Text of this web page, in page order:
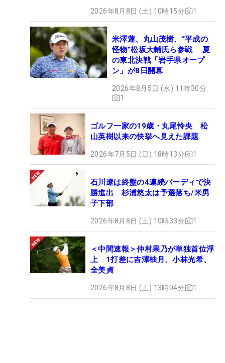
2026年8月8日 (土) 10時15分 1
米澤蓮、丸山茂樹、“平成の
怪物”松坂大輔氏ら参戦 夏
の東北決戦「岩手県オープ
ン」が8日開幕
2026年8月5日 (水) 11時30分
1
ゴルフ一家の19歳・丸尾怜央 松
山英樹以来の快挙へ見えた課題
2026年7月5日 (日) 18時13分 1
石川遼は終盤の4連続バーディで決
勝進出 杉浦悠太は予選落ち/米男
子下部
2026年8月8日 (土) 10時33分 1
＜中間速報＞仲村果乃が単独首位浮
上 1打差に吉澤柚月、小林光希、
全美貞
2026年8月8日 (土) 13時04分 1